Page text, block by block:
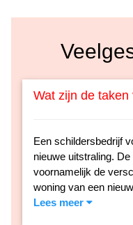
Wat zijn de
Een schildersbedrijf
nieuwe uitstraling.
voornamelijk de
woning van een
Lees meer